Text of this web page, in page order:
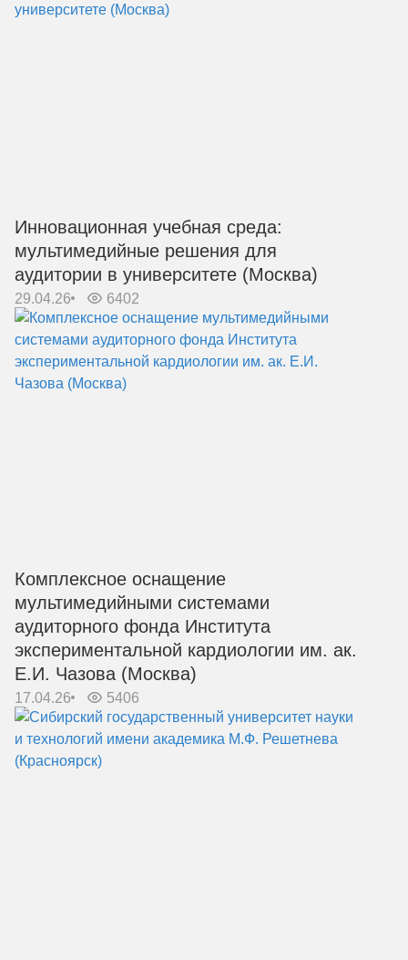
Инновационная учебная среда:
мультимедийные решения для
аудитории в университете (Москва)
29.04.26 6402
Комплексное оснащение
мультимедийными системами
аудиторного фонда Института
экспериментальной кардиологии им. ак.
Е.И. Чазова (Москва)
17.04.26 5406